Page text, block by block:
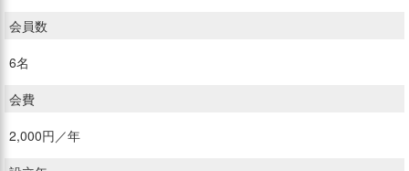
会員数
6名
会費
2,000円／年